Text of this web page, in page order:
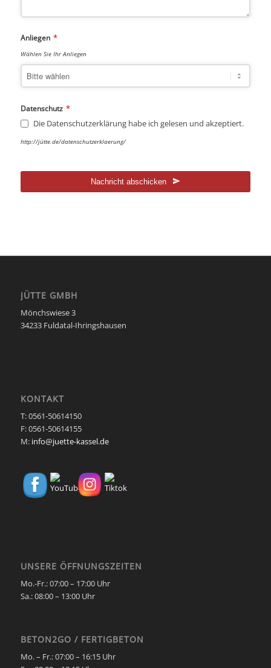
Anliegen *
Wählen Sie Ihr Anliegen
Datenschutz *
Die Datenschutzerklärung habe ich gelesen und akzeptiert.
http://jütte.de/datenschutzerklaerung/
Nachricht abschicken
ausgefüllt
JÜTTE GMBH
Mönchswiese 3
34233 Fuldatal-Ihringshausen
KONTAKT
T: 0561-50614150
F: 0561-50614155
M: info@juette-kassel.de
UNSERE ÖFFNUNGSZEITEN
Mo.-Fr.: 07:00 – 17:00 Uhr
Sa.:08:00 – 13:00 Uhr
BETON2GO / FERTIGBETON
Mo. – Fr.:07:00 – 16:15 Uhr